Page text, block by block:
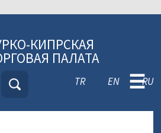
КИПРСКАЯ
ПАЛАТА
TR EN RU
☰